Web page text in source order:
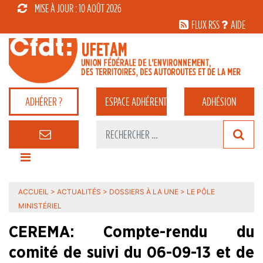
MISE À JOUR : 10 AOÛT 2026
FLUX RSS
AIDE
ADHÉRER ? ESPACEADHÉRENT ADHÉSION
ACCUEIL > ACTUALITÉS > DOSSIERS À LA UNE > LE PÔLE
MINISTÉRIEL
CEREMA: Compte-rendu du
comité de suivi du 06-09-13 et de